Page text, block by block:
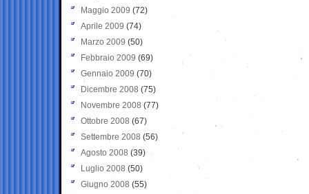
Maggio 2009 (72)
Aprile 2009 (74)
Marzo 2009 (50)
Febbraio 2009 (69)
Gennaio 2009 (70)
Dicembre 2008 (75)
Novembre 2008 (77)
Ottobre 2008 (67)
Settembre 2008 (56)
Agosto 2008 (39)
Luglio 2008 (50)
Giugno 2008 (55)